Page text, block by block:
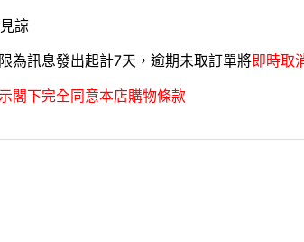
諒
為訊息發出起計7天，逾期未取訂單將即時取
閣下完全同意本店購物條款